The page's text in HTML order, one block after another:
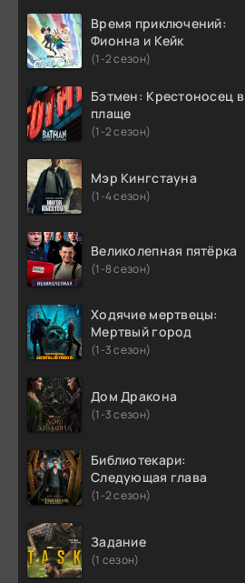
Время приключений:
Фионна и Кейк
(1-2 сезон)
Бэтмен: Крестоносец в
плаще
(1-2 сезон)
Мэр Кингстауна
(1-4 сезон)
Великолепная пятёрка
(1-8 сезон)
Ходячие мертвецы:
Мертвый город
(1-3 сезон)
Дом Дракона
(1-3 сезон)
Библиотекари:
Следующая глава
(1-2 сезон)
Задание
(1 сезон)